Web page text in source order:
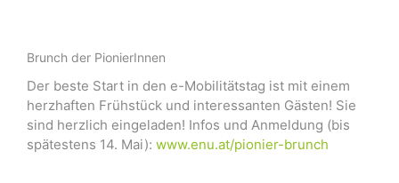
Brunch der PionierInnen
Der beste Start in den e-Mobilitätstag ist mit einem
herzhaften Frühstück und interessanten Gästen! Sie
sind herzlich eingeladen! Infos und Anmeldung (bis
spätestens 14. Mai): www.enu.at/pionier-brunch